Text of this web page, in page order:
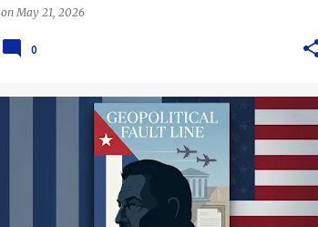
Евразии
onMay 21, 2026
0